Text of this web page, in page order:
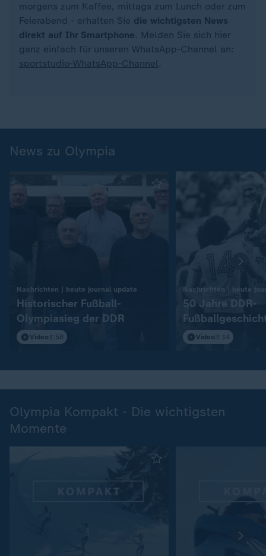
morgens zum Kaffee, mittags zum Lunch oder zum
Feierabend - erhalten Sie die wichtigsten News
direkt auf Ihr Smartphone. Melden Sie sich hier
ganz einfach für unseren WhatsApp-Channel an:
sportstudio-WhatsApp-Channel.
News zu Olympia
Nachrichten | heute journal update
Historischer Fußball-
Olympiasieg der DDR
Video 1:58
Nachrichten | heute
50 Jahre DDR-
Video3:14
Olympia Kompakt - Die wichtigsten
Momente